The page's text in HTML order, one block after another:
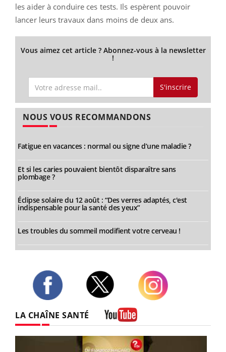
les aider à conduire ces tests. Ils espèrent pouvoir
lancer leurs travaux dans moins de deux ans.
Vous aimez cet article ? Abonnez-vous à la newsletter
!
S'inscrire
NOUS VOUS RECOMMANDONS
Fatigue en vacances : normal ou signe d’une maladie ?
Et si les caries pouvaient bientôt disparaître sans
plombage ?
Éclipse solaire du 12 août : “Des verres adaptés, c'est
indispensable pour la santé des yeux”
Les troubles du sommeil modifient votre cerveau !
LA CHAÎNE SANTÉ